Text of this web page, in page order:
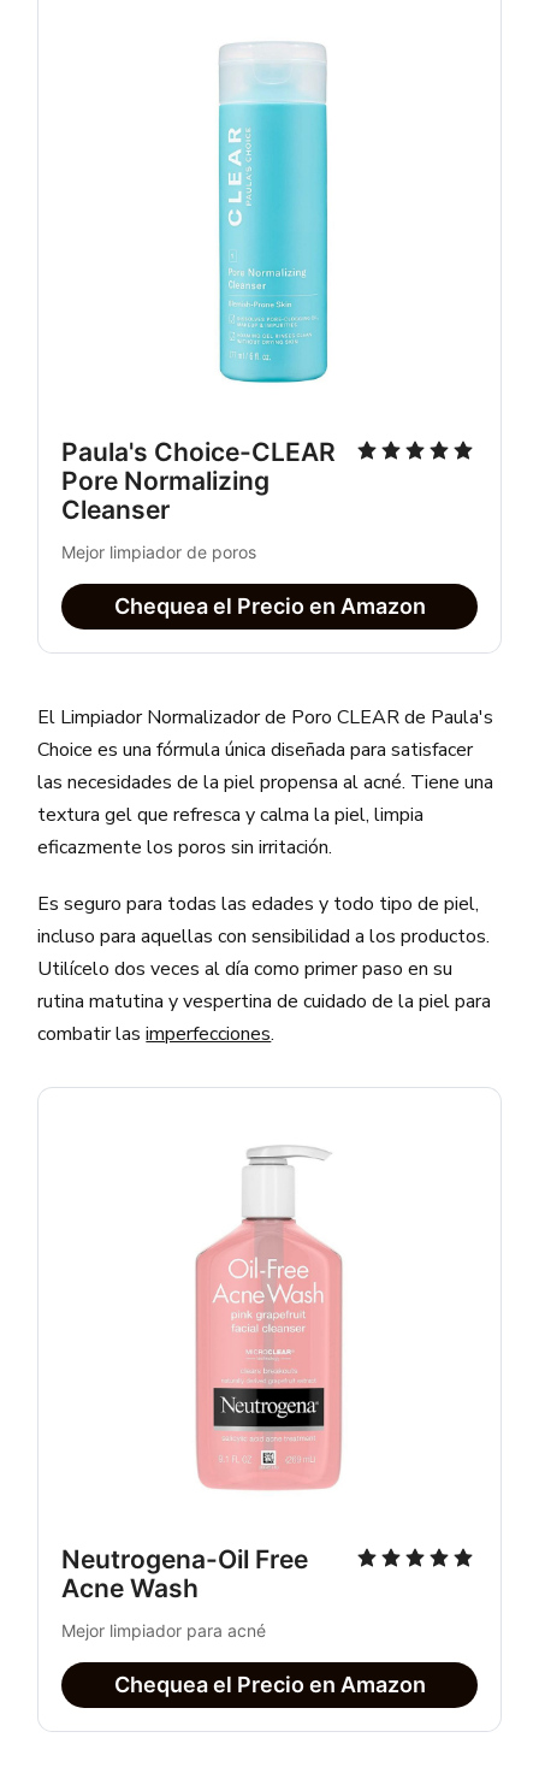
Paula's Choice-CLEAR
Pore Normalizing
Cleanser
Mejor limpiador de poros
Chequea el Precio en Amazon
El Limpiador Normalizador de Poro CLEAR de Paula's
Choice es una fórmula única diseñada para satisfacer
las necesidades de la piel propensa al acné. Tiene una
textura gel que refresca y calma la piel, limpia
eficazmente los poros sin irritación.
Es seguro para todas las edades y todo tipo de piel,
incluso para aquellas con sensibilidad a los productos.
Utilícelo dos veces al día como primer paso en su
rutina matutina y vespertina de cuidado de la piel para
combatir lasimperfecciones.
Neutrogena-Oil Free
Acne Wash
Mejor limpiador para acné
Chequea el Precio en Amazon